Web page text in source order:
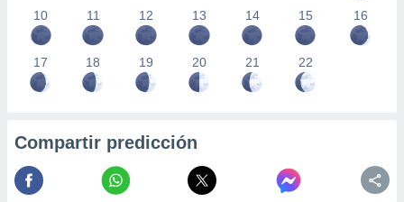
10 11 12 13 14 15 16
17 18 19 20 21 22
Compartir predicción